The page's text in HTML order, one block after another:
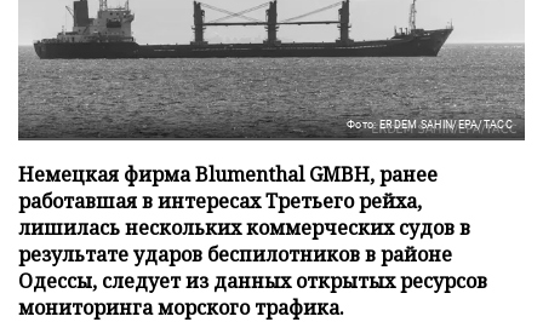
Фото: ERDEM SAHIN/EPA/ТАСС
Немецкая фирма Blumenthal GMBH, ранее
работавшая в интересах Третьего рейха,
лишилась нескольких коммерческих судов в
результате ударов беспилотников в районе
Одессы, следует из данных открытых ресурсов
мониторинга морского трафика.